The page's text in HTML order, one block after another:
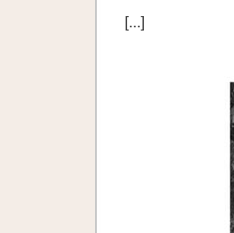
[...]